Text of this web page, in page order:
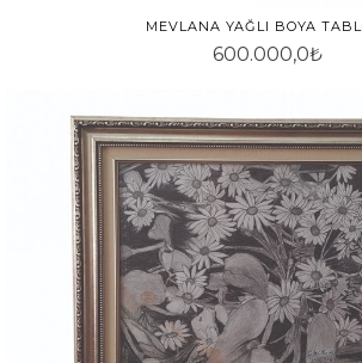
MEVLANA YAĞLI BOYA
600.000,0₺